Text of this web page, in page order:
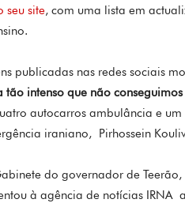
seu site, com uma lista em
publicadas nas redes sociais
tão intenso que não
autocarros ambulância e
iraniano, Pirhossein
do governador de
à agência de notícias IRNA